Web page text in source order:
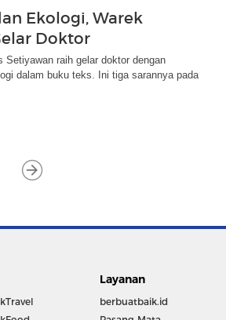
Ekologi, Warek
Doktor
raih gelar doktor dengan
dalam buku teks. Ini tiga sarannya pada
Layanan
berbuatbaik.id